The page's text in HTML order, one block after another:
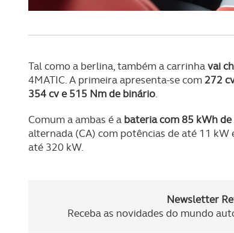
Tal como a berlina, também a carrinhavai
4MATIC. A primeira apresenta-se com 272
354 cv e 515 Nm de binário.
Comum a ambas é a bateria com 85 kWh de
alternada (CA) com potências de até 11
até 320 kW.
Newsletter
Receba as novidades do mundo